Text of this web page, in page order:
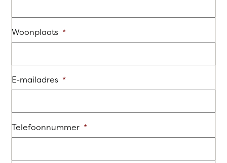
Woonplaats *
E-mailadres *
Telefoonnummer *